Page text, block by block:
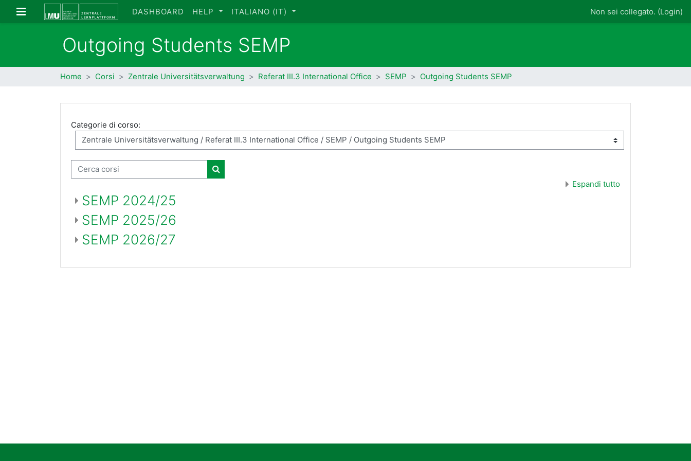
Vai al contenuto principale
Pannello laterale DASHBOARD HELP ITALIANO ‎(IT)‎ Non sei collegato. (Login)
Outgoing Students SEMP
Home Corsi Zentrale Universitätsverwaltung Referat III.3 International Office SEMP Outgoing Students SEMP
Categorie di corso:
Cerca corsi
Cerca corsi Espandi tutto
SEMP 2024/25
SEMP 2025/26
SEMP 2026/27